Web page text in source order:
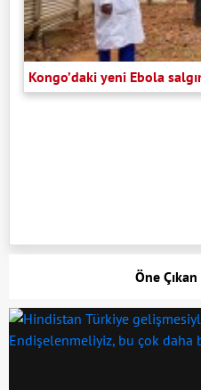
Kongo’daki yeni Ebola
Öne